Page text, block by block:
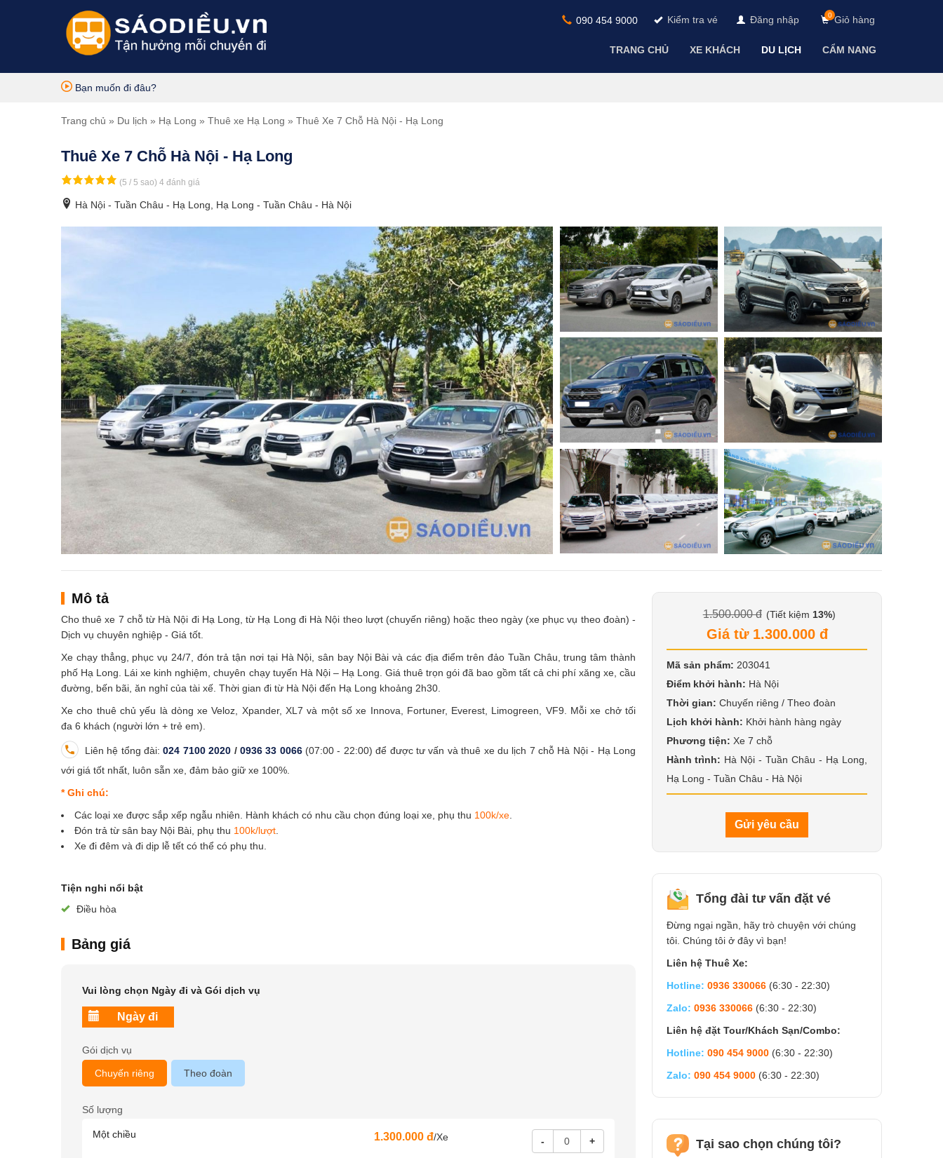
Kiểm tra vé Đăng nhập Giỏ hàng
0
090 454 9000
TRANG CHỦ XE KHÁCH DU LỊCH CẨM NANG
Bạn muốn đi đâu?
Trang chủ » Du lịch » Hạ Long » Thuê xe Hạ Long » Thuê Xe 7 Chỗ Hà Nội - Hạ Long
Thuê Xe 7 Chỗ Hà Nội - Hạ Long
(5 / 5 sao) 4 đánh giá
Hà Nội - Tuần Châu - Hạ Long, Hạ Long - Tuần Châu - Hà Nội
Mô tả
Cho thuê xe 7 chỗ từ Hà Nội đi Hạ Long, từ Hạ Long đi Hà Nội theo lượt (chuyến riêng) hoặc theo ngày (xe phục vụ theo đoàn) -
Dịch vụ chuyên nghiệp - Giá tốt.
Xe chạy thẳng, phục vụ 24/7, đón trả tận nơi tại Hà Nội, sân bay Nội Bài và các địa điểm trên đảo Tuần Châu, trung tâm thành
phố Hạ Long. Lái xe kinh nghiệm, chuyên chạy tuyến Hà Nội – Hạ Long. Giá thuê trọn gói đã bao gồm tất cả chi phí xăng xe, cầu
đường, bến bãi, ăn nghỉ của tài xế. Thời gian đi từ Hà Nội đến Hạ Long khoảng 2h30.
Xe cho thuê chủ yếu là dòng xe Veloz, Xpander, XL7 và một số xe Innova, Fortuner, Everest, Limogreen, VF9. Mỗi xe chở tối
đa 6 khách (người lớn + trẻ em).
Liên hệ tổng đài: 024 7100 2020 /0936 33 0066 (07:00 - 22:00) để được tư vấn và thuê xe du lịch 7 chỗ Hà Nội - Hạ Long
với giá tốt nhất, luôn sẵn xe, đảm bảo giữ xe 100%.
* Ghi chú:
Các loại xe được sắp xếp ngẫu nhiên. Hành khách có nhu cầu chọn đúng loại xe, phụ thu 100k/xe
Đón trả từ sân bay Nội Bài, phụ thu 100k/lượt
Xe đi đêm và đi dịp lễ tết có thể có phụ thu.
Tiện nghi nổi bật
Điều hòa
Bảng giá
Vui lòng chọn Ngày đi và Gói dịch vụ
Gói dịch vụ
Chuyến riêng Theo đoàn
Số lượng
Một chiều 1.300.000 đ/Xe - +
1.500.000 đ (Tiết kiệm 13%)
Giá từ 1.300.000 đ
Mã sản phẩm: 203041
Điểm khởi hành: Hà Nội
Thời gian: Chuyến riêng / Theo đoàn
Lịch khởi hành: Khởi hành hàng ngày
Phương tiện: Xe 7 chỗ
Hành trình: Hà Nội - Tuần Châu - Hạ Long,
Hạ Long - Tuần Châu - Hà Nội
Gửi yêu cầu
Tổng đài tư vấn đặt vé
Đừng ngại ngần, hãy trò chuyện với chúng
tôi. Chúng tôi ở đây vì bạn!
Liên hệ Thuê Xe:
Hotline: 0936 330066 (6:30 - 22:30)
Zalo: 0936 330066 (6:30 - 22:30)
Liên hệ đặt Tour/Khách Sạn/Combo:
Hotline: 090 454 9000 (6:30 - 22:30)
Zalo: 090 454 9000 (6:30 - 22:30)
Tại sao chọn chúng tôi?